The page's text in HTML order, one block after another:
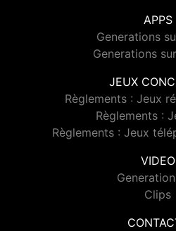
APPS
Generations
Generations
JEUX
Règlements : Jeux
Règlements :
Règlements : Jeux
VIDEO
Clips